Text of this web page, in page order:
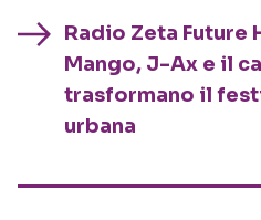
Radio Zeta Future
Mango, J-Ax e il
trasformano il
urbana